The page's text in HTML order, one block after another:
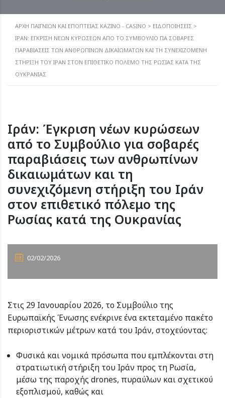
ΑΡΧΗ ΠΑΙΓΝΙΩΝ ΚΑΙ ΕΠΟΠΤΕΙΑΣ ΚΑΖΙΝΟ - CASINO > ΕΙΔΟΠΟΙΉΣΕΙΣ >
ΙΡΆΝ: ΈΓΚΡΙΣΗ ΝΈΩΝ ΚΥΡΏΣΕΩΝ ΑΠΌ ΤΟ ΣΥΜΒΟΎΛΙΟ ΓΙΑ ΣΟΒΑΡΈΣ
ΠΑΡΑΒΙΆΣΕΙΣ ΤΩΝ ΑΝΘΡΩΠΊΝΩΝ ΔΙΚΑΙΩΜΆΤΩΝ ΚΑΙ ΤΗ ΣΥΝΕΧΙΖΌΜΕΝΗ
ΣΤΉΡΙΞΗ ΤΟΥ ΙΡΆΝ ΣΤΟΝ ΕΠΙΘΕΤΙΚΌ ΠΌΛΕΜΟ ΤΗΣ ΡΩΣΊΑΣ ΚΑΤΆ ΤΗΣ
ΟΥΚΡΑΝΊΑΣ
Ιράν: Έγκριση νέων κυρώσεων
από το Συμβούλιο για σοβαρές
παραβιάσεις των ανθρωπίνων
δικαιωμάτων και τη
συνεχιζόμενη στήριξη του Ιράν
στον επιθετικό πόλεμο της
Ρωσίας κατά της Ουκρανίας
02/02/2026
Στις 29 Ιανουαρίου 2026, το Συμβούλιο της
Ευρωπαϊκής Ένωσης ενέκρινε ένα εκτεταμένο πακέτο
περιοριστικών μέτρων κατά του Ιράν, στοχεύοντας:
Φυσικά και νομικά πρόσωπα που εμπλέκονται στη
στρατιωτική στήριξη του Ιράν προς τη Ρωσία,
μέσω της παροχής drones, πυραύλων και σχετικoύ
εξοπλισμού, καθώς και